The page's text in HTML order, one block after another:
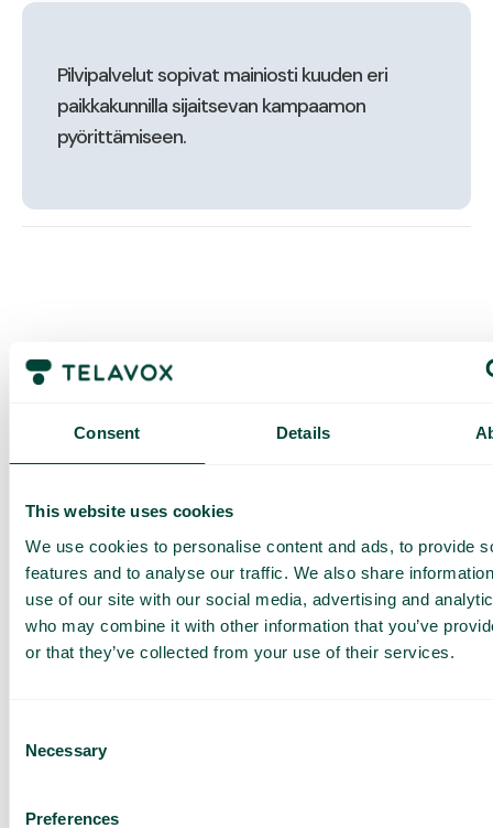
Consent Details
This website uses cookies
We use cookies to personalise content and ads, to provide
features and to analyse our traffic. We also share
use of our site with our social media, advertising and
who may combine it with other information that you’ve
or that they’ve collected from your use of their services.
Selection
Necessary
Preferences
Pilvipalvelut sopivat mainiosti kuuden eri
paikkakunnilla sijaitsevan kampaamon
pyörittämiseen.
tänään
Oletko valmis työskentelemään fiksummin? Osta
esittelyä varten.
Ota yhteyttä
myyntiin
Kokeile
sovellustamme
Pyydä